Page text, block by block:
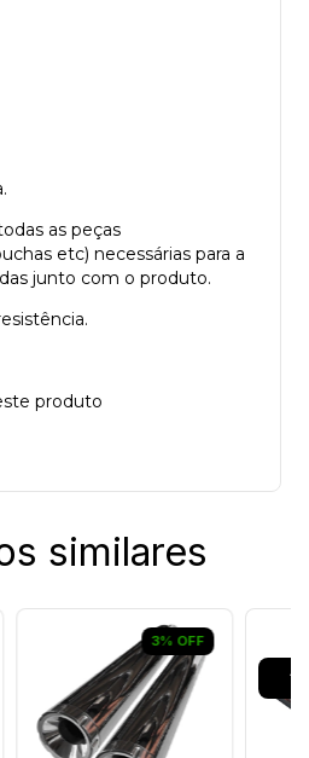
as peças
etc) necessárias para a
junto com o produto.
produto
similares
3% OFF